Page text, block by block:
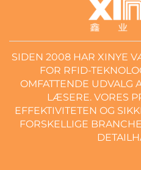
SIDEN 2008 HAR XINYE
FOR RFID-
OMFATTENDE UDVALG
LÆSERE. VORES
EFFEKTIVITETEN OG
FORSKELLIGE